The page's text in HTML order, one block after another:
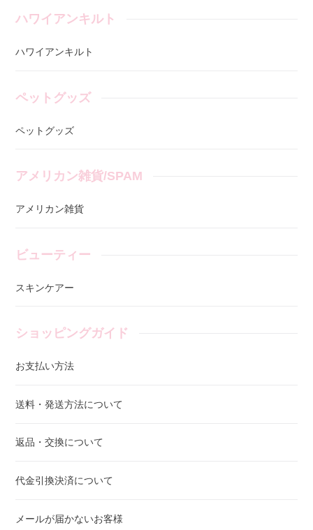
ハワイアンキルト
ハワイアンキルト
ペットグッズ
ペットグッズ
アメリカン雑貨/SPAM
アメリカン雑貨
ビューティー
スキンケアー
ショッピングガイド
お支払い方法
送料・発送方法について
返品・交換について
代金引換決済について
メールが届かないお客様